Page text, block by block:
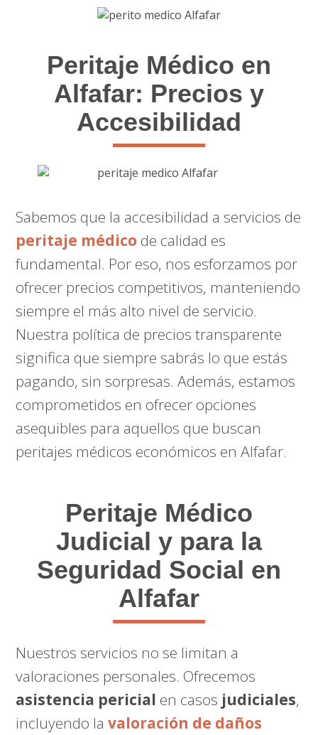
Peritaje Médico en
Alfafar: Precios y
Accesibilidad
Sabemos que la accesibilidad a servicios de
peritaje médico de calidad es
fundamental. Por eso, nos esforzamos por
ofrecer precios competitivos, manteniendo
siempre el más alto nivel de servicio.
Nuestra política de precios transparente
significa que siempre sabrás lo que estás
pagando, sin sorpresas. Además, estamos
comprometidos en ofrecer opciones
asequibles para aquellos que buscan
peritajes médicos económicos en Alfafar.
Peritaje Médico
Judicial y para la
Seguridad Social en
Alfafar
Nuestros servicios no se limitan a
valoraciones personales. Ofrecemos
asistencia pericial en casos judiciales,
incluyendo lavaloración de daños